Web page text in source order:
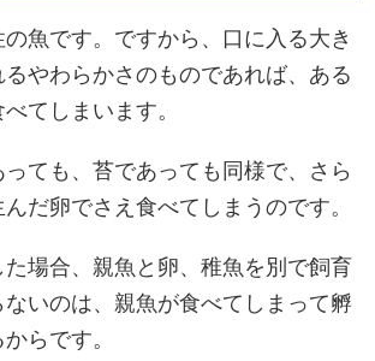
の魚です。ですから、口に入る大き
やわらかさのものであれば、ある
てしまいます。
ても、苔であっても同様で、さら
だ卵でさえ食べてしまうのです。
た場合、親魚と卵、稚魚を別で飼育
ないのは、親魚が食べてしまって孵
らです。